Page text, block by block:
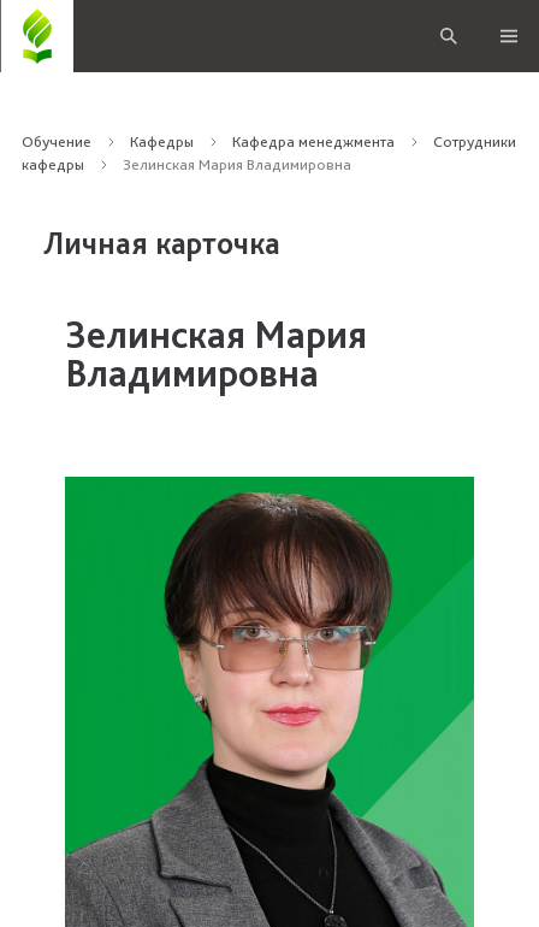
Обучение Кафедры Кафедра менеджмента
Сотрудники
кафедры
Зелинская Мария Владимировна
Личная карточка
Зелинская Мария
Владимировна